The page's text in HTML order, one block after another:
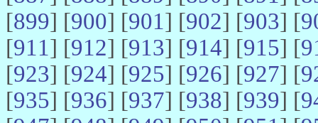
[899] [900] [901] [902] [903] [
[911] [912] [913] [914] [915] [
[923] [924] [925] [926] [927] [
[935] [936] [937] [938] [939] [